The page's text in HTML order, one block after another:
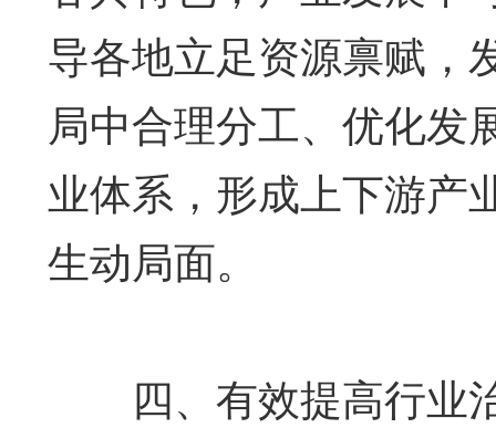
导各地立足资源禀赋，
局中合理分工、优化发
业体系，形成上下游产
生动局面。
四、有效提高行业